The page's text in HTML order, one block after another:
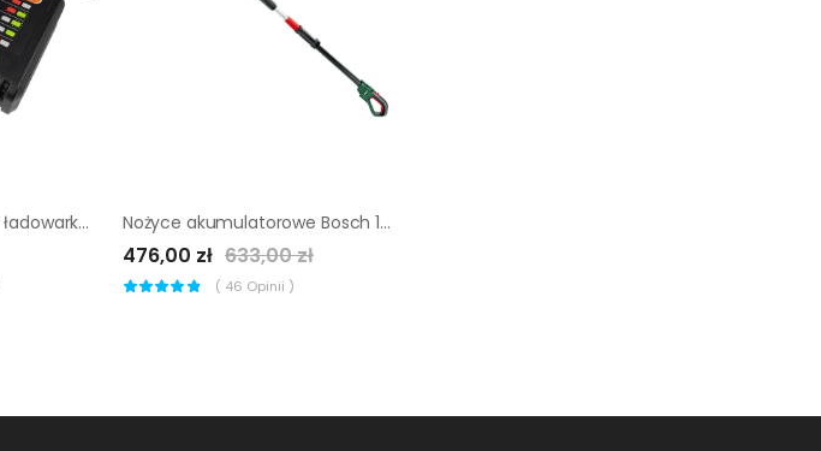
Zestaw akumulator + ładowarka 20V 2,5Ah Lexman Nożyce akumulatorowe Bosch 18V 43cm na wysięgniku
476,00 zł 633,00 zł
( 46 Opinii )